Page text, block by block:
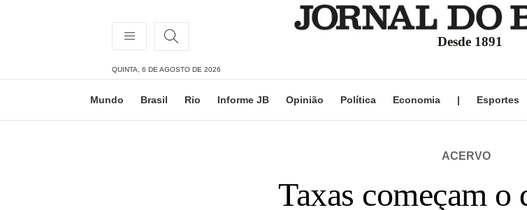
Desde 1891
QUINTA, 6 DE AGOSTO DE 2026
Mundo Brasil Rio Informe JB Opinião Política Economia | Esportes
ACERVO
Taxas começam o